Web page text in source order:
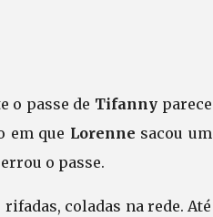
o passe de Tifannyparece
em que Lorenne sacou um
o passe.
coladas na rede. Até